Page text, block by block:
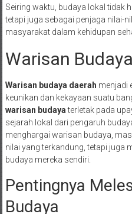
Seiring waktu, budaya lokal tidak
tetapi juga sebagai penjaga nilai-
masyarakat dalam kehidupan
Warisan
Warisan budaya daerah menjadi
keunikan dan kekayaan suatu
warisan budayaterletak pada
sejarah lokal dari pengaruh
menghargai warisan budaya,
nilai yang terkandung, tetapi juga
budaya mereka sendiri.
Pentingnya
Budaya